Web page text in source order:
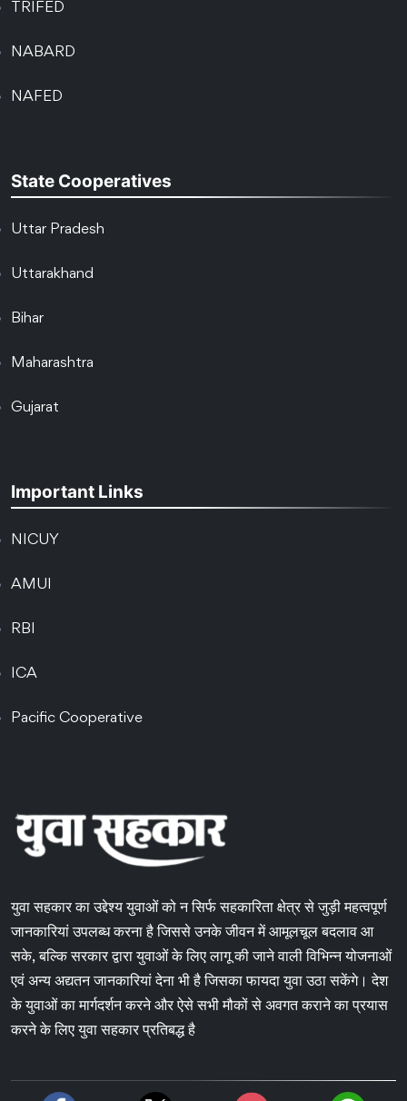
TRIFED
NABARD
NAFED
State Cooperatives
Uttar Pradesh
Uttarakhand
Bihar
Maharashtra
Gujarat
Important Links
NICUY
AMUI
RBI
ICA
Pacific Cooperative
युवा सहकार का उद्देश्य युवाओं को न सिर्फ सहकारिता क्षेत्र से जुड़ी महत्वपूर्ण
जानकारियां उपलब्ध करना है जिससे उनके जीवन में आमूलचूल बदलाव आ
सके, बल्कि सरकार द्वारा युवाओं के लिए लागू की जाने वाली विभिन्न योजनाओं
एवं अन्य अद्यतन जानकारियां देना भी है जिसका फायदा युवा उठा सकेंगे। देश
के युवाओं का मार्गदर्शन करने और ऐसे सभी मौकों से अवगत कराने का प्रयास
करने के लिए युवा सहकार प्रतिबद्ध है